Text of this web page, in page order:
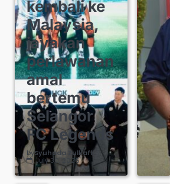
kembali ke
Malaysia,
jayakan
perlawanan
amal
bertemu
Selangor
FC Legends
bySyuhada Zulkafli
July 30, 2026